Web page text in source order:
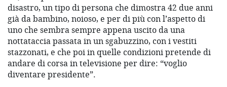
disastro, un tipo di persona che dimostra 42 due anni
già da bambino, noioso, e per di più con l’aspetto di
uno che sembra sempre appena uscito da una
nottataccia passata in un sgabuzzino, con i vestiti
stazzonati, e che poi in quelle condizioni pretende di
andare di corsa in televisione per dire: “voglio
diventare presidente”.